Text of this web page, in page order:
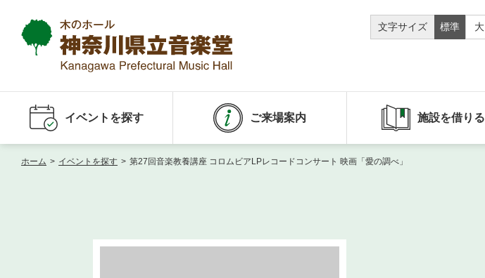
文字サイズ 標準 大
イベントを探す ご来場案内 施設を借りる
ホーム > イベントを探す > 第27回音楽教養講座 コロムビアLPレコードコンサート 映画「愛の調べ」